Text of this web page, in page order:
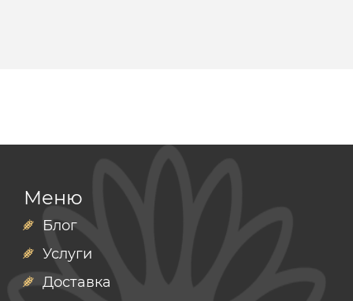
Меню
Блог
Услуги
Доставка